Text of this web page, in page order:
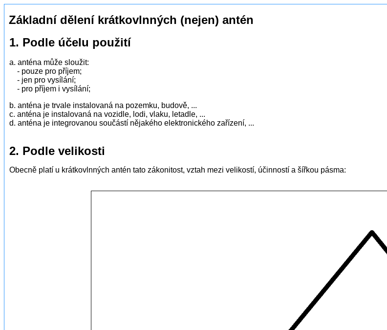
Základní dělení krátkovlnných (nejen) antén
1. Podle účelu použití
a. anténa může sloužit:
- pouze pro příjem;
- jen pro vysílání;
- pro příjem i vysílání;
b. anténa je trvale instalovaná na pozemku, budově, ...
c. anténa je instalovaná na vozidle, lodi, vlaku, letadle, ...
d. anténa je integrovanou součástí nějakého elektronického zařízení, ...
2. Podle velikosti
Obecně platí u krátkovlnných antén tato zákonitost, vztah mezi velikostí, účinností a šířkou pásma: